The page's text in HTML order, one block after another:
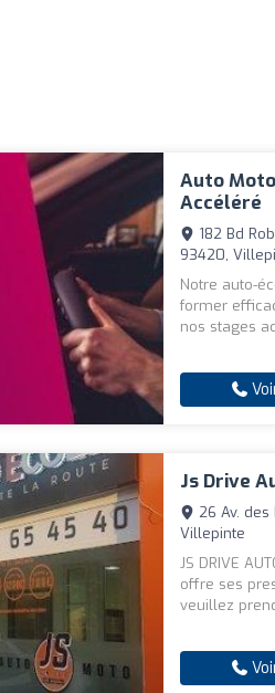
Auto
Accéléré
182 Bd
93420,
Notre auto-
former
nos stages
Js Drive
26 Av.
Villepinte
JS DRIVE
offre ses
veuillez